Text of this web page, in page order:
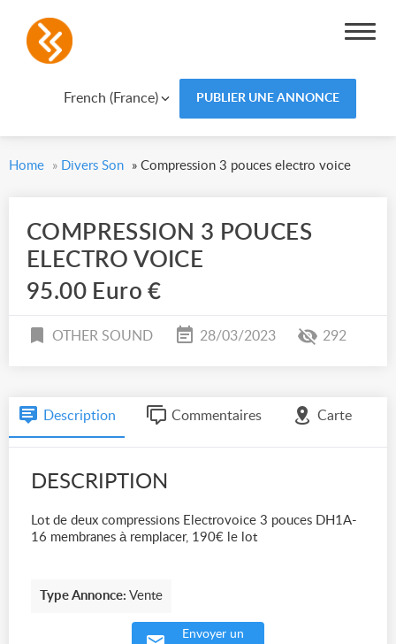
French (France) PUBLIER UNE ANNONCE
Home » Divers Son » Compression 3 pouces electro voice
COMPRESSION 3 POUCES
ELECTRO VOICE
95.00 Euro €
OTHER SOUND 28/03/2023 292
Description Commentaires Carte
DESCRIPTION
Lot de deux compressions Electrovoice 3 pouces DH1A-
16 membranes à remplacer, 190€ le lot
Type Annonce: Vente
Envoyer un